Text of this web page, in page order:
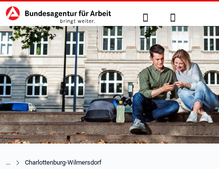
zu den Hauptinhalten springen
Hauptnavigation Suche Anmelden
Charlottenburg-Wilmersdorf